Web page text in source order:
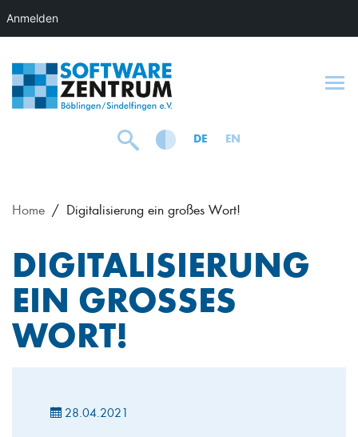
DE EN
Home Digitalisierung ein großes Wort!
DIGITALISIERUNG
EIN GROSSES W
ORT!
28.04.2021
Anmelden